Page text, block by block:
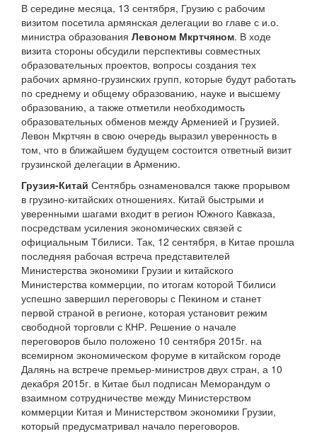
В середине месяца, 13 сентября, Грузию с рабочим
визитом посетила армянская делегации во главе с и.о.
министра образования Левоном Мкртчяном. В ходе
визита стороны обсудили перспективы совместных
образовательных проектов, вопросы создания тех
рабочих армяно-грузинских групп, которые будут работать
по среднему и общему образованию, науке и высшему
образованию, а также отметили необходимость
образовательных обменов между Арменией и Грузией.
Левон Мкртчян в свою очередь выразил уверенность в
том, что в ближайшем будущем состоится ответный визит
грузинской делегации в Армению.
Грузия-Китай Сентябрь ознаменовался также прорывом
в грузино-китайских отношениях. Китай быстрыми и
уверенными шагами входит в регион Южного Кавказа,
посредствам усиления экономических связей с
официальным Тбилиси. Так, 12 сентября, в Китае прошла
последняя рабочая встреча представителей
Министерства экономики Грузии и китайского
Министерства коммерции, по итогам которой Тбилиси
успешно завершил переговоры с Пекином и станет
первой страной в регионе, которая установит режим
свободной торговли с КНР. Решение о начале
переговоров было положено 10 сентября 2015г. на
всемирном экономическом форуме в китайском городе
Далянь на встрече премьер-министров двух стран, а 10
декабря 2015г. в Китае был подписан Меморандум о
взаимном сотрудничестве между Министерством
коммерции Китая и Министерством экономики Грузии,
который предусматривал начало переговоров.